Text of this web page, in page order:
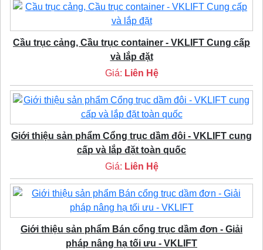
Cầu trục cảng, Cầu trục container - VKLIFT Cung cấp
và lắp đặt
Giá: Liên Hệ
Giới thiệu sản phẩm Cổng trục dầm đôi - VKLIFT cung
cấp và lắp đặt toàn quốc
Giá: Liên Hệ
Giới thiệu sản phẩm Bán cổng trục dầm đơn - Giải
pháp nâng hạ tối ưu - VKLIFT